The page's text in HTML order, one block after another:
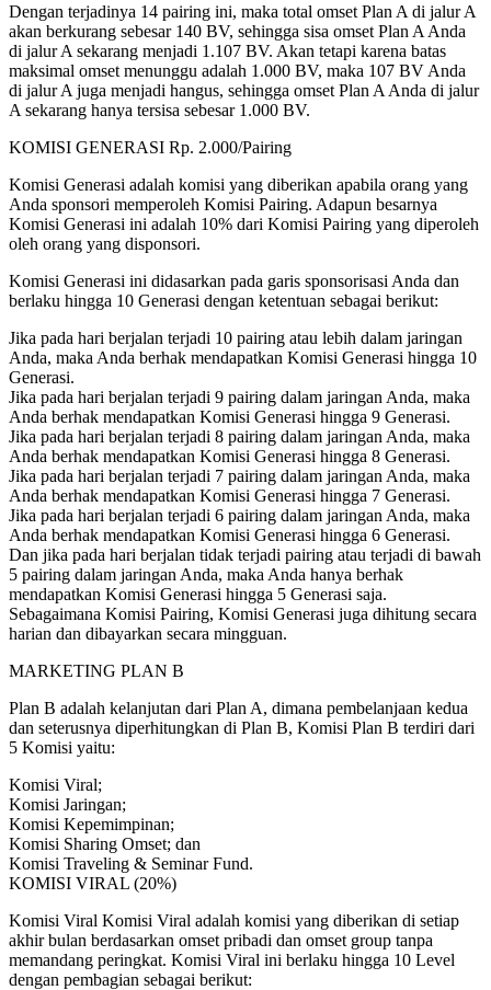
Dengan terjadinya 14 pairing ini, maka total omset Plan A di jalur A
akan berkurang sebesar 140 BV, sehingga sisa omset Plan A Anda
di jalur A sekarang menjadi 1.107 BV. Akan tetapi karena batas
maksimal omset menunggu adalah 1.000 BV, maka 107 BV Anda
di jalur A juga menjadi hangus, sehingga omset Plan A Anda di jalur
A sekarang hanya tersisa sebesar 1.000 BV.
KOMISI GENERASI Rp. 2.000/Pairing
Komisi Generasi adalah komisi yang diberikan apabila orang yang
Anda sponsori memperoleh Komisi Pairing. Adapun besarnya
Komisi Generasi ini adalah 10% dari Komisi Pairing yang diperoleh
oleh orang yang disponsori.
Komisi Generasi ini didasarkan pada garis sponsorisasi Anda dan
berlaku hingga 10 Generasi dengan ketentuan sebagai berikut:
Jika pada hari berjalan terjadi 10 pairing atau lebih dalam jaringan
Anda, maka Anda berhak mendapatkan Komisi Generasi hingga 10
Generasi.
Jika pada hari berjalan terjadi 9 pairing dalam jaringan Anda, maka
Anda berhak mendapatkan Komisi Generasi hingga 9 Generasi.
Jika pada hari berjalan terjadi 8 pairing dalam jaringan Anda, maka
Anda berhak mendapatkan Komisi Generasi hingga 8 Generasi.
Jika pada hari berjalan terjadi 7 pairing dalam jaringan Anda, maka
Anda berhak mendapatkan Komisi Generasi hingga 7 Generasi.
Jika pada hari berjalan terjadi 6 pairing dalam jaringan Anda, maka
Anda berhak mendapatkan Komisi Generasi hingga 6 Generasi.
Dan jika pada hari berjalan tidak terjadi pairing atau terjadi di bawah
5 pairing dalam jaringan Anda, maka Anda hanya berhak
mendapatkan Komisi Generasi hingga 5 Generasi saja.
Sebagaimana Komisi Pairing, Komisi Generasi juga dihitung secara
harian dan dibayarkan secara mingguan.
MARKETING PLAN B
Plan B adalah kelanjutan dari Plan A, dimana pembelanjaan kedua
dan seterusnya diperhitungkan di Plan B, Komisi Plan B terdiri dari
5 Komisi yaitu:
Komisi Viral;
Komisi Jaringan;
Komisi Kepemimpinan;
Komisi Sharing Omset; dan
Komisi Traveling & Seminar Fund.
KOMISI VIRAL (20%)
Komisi Viral Komisi Viral adalah komisi yang diberikan di setiap
akhir bulan berdasarkan omset pribadi dan omset group tanpa
memandang peringkat. Komisi Viral ini berlaku hingga 10 Level
dengan pembagian sebagai berikut: